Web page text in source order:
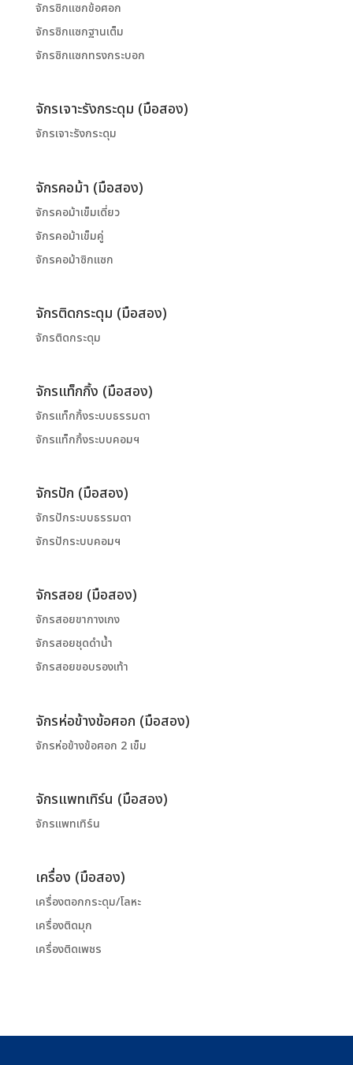
จักรซิกแซกข้อศอก
จักรซิกแซกฐานเต็ม
จักรซิกแซกทรงกระบอก
จักรเจาะรังกระดุม (มือสอง)
จักรเจาะรังกระดุม
จักรคอม้า (มือสอง)
จักรคอม้าเข็มเดี่ยว
จักรคอม้าเข็มคู่
จักรคอม้าซิกแซก
จักรติดกระดุม (มือสอง)
จักรติดกระดุม
จักรแท็กกิ้ง (มือสอง)
จักรแท็กกิ้งระบบธรรมดา
จักรแท็กกิ้งระบบคอมฯ
จักรปัก (มือสอง)
จักรปักระบบธรรมดา
จักรปักระบบคอมฯ
จักรสอย (มือสอง)
จักรสอยขากางเกง
จักรสอยชุดดำน้ำ
จักรสอยขอบรองเท้า
จักรห่อข้างข้อศอก (มือสอง)
จักรห่อข้างข้อศอก 2 เข็ม
จักรแพทเทิร์น (มือสอง)
จักรแพทเทิร์น
เครื่อง (มือสอง)
เครื่องตอกกระดุม/โลหะ
เครื่องติดมุก
เครื่องติดเพชร